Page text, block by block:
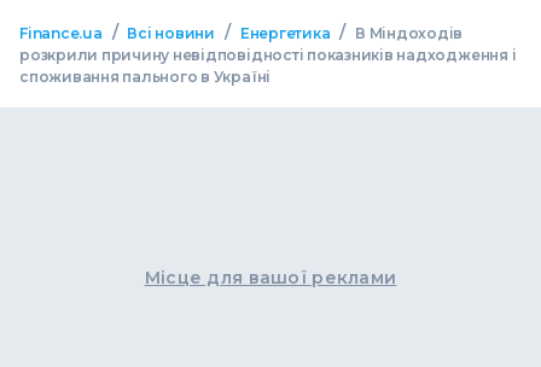
Finance.ua / Всі новини / Енергетика / В Міндоходів
розкрили причину невідповідності показників надходження і
споживання пального в Україні
Місце для вашої реклами